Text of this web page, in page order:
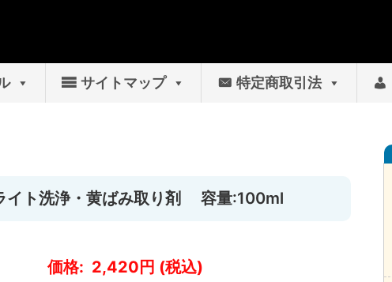
サイトマップ 特定商取引法
イト洗浄・黄ばみ取り剤 容量:100ml
2,420